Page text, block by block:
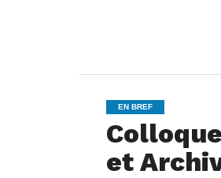
EN BREF
et